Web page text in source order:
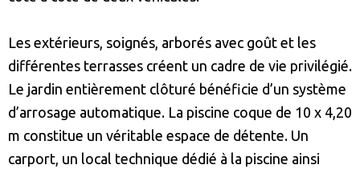
Les extérieurs, soignés, arborés avec goût et les
différentes terrasses créent un cadre de vie privilégié.
Le jardin entièrement clôturé bénéficie d’un système
d’arrosage automatique. La piscine coque de 10 x 4,20
m constitue un véritable espace de détente. Un
carport, un local technique dédié à la piscine ainsi